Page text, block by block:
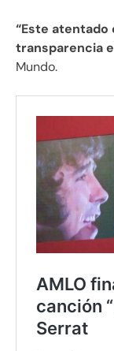
“Este atentado
transparencia
Mundo.